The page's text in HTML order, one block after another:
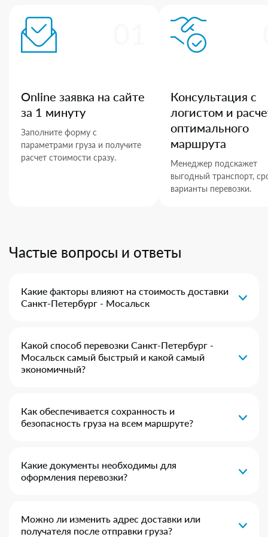
Online заявка на сайте
за 1 минуту
Заполните форму с
параметрами груза и получите
расчет стоимости сразу.
Консультация с
логистом и
оптимального
маршрута
Менеджер подскажет
выгодный транспорт,
варианты перевозки.
Частые вопросы и ответы
Какие факторы влияют на стоимость доставки
Санкт-Петербург - Мосальск
Какой способ перевозки Санкт-Петербург -
Мосальск самый быстрый и какой самый
экономичный?
Как обеспечивается сохранность и
безопасность груза на всем маршруте?
Какие документы необходимы для
оформления перевозки?
Можно ли изменить адрес доставки или
получателя после отправки груза?